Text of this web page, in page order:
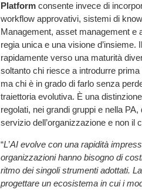
Platform consente invece di
workflow approvativi, sistemi di
Management, asset management e
regia unica e una visione
rapidamente verso una maturità
soltanto chi riesce a introdurre
ma chi è in grado di farlo senza
traiettoria evolutiva. È una
regolati, nei grandi gruppi e nella
servizio dell’organizzazione e non il
“L’AI evolve con una rapidità
organizzazioni hanno bisogno di
ritmo dei singoli strumenti adottati.
progettare un ecosistema in cui i